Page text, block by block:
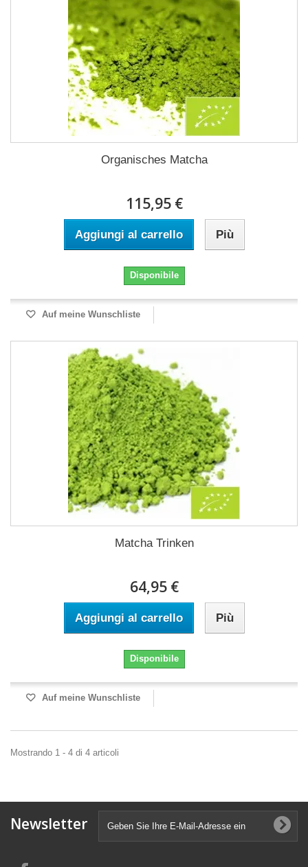
Organisches Matcha
115,95 €
Aggiungi al carrello Più
Disponibile
Auf meine Wunschliste
Matcha Trinken
64,95 €
Aggiungi al carrello Più
Disponibile
Auf meine Wunschliste
Mostrando 1 - 4 di 4 articoli
Newsletter